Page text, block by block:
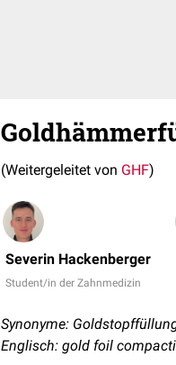
(Weitergeleitet von GHF)
Severin Hackenberger
Student/in der Zahnmedizin
Synonyme:
Englisch: gold foil